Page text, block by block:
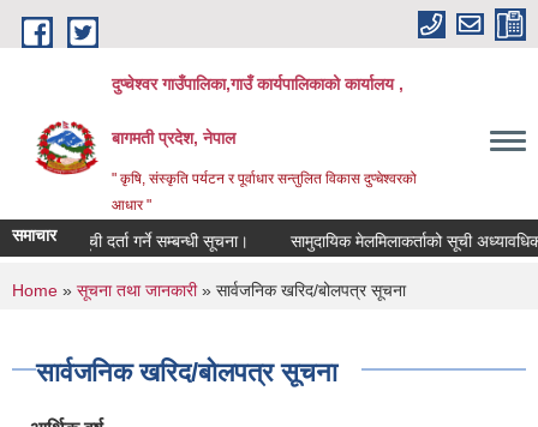
Skip to main content
दुप्चेश्वर गाउँपालिका,गाउँ कार्यपालिकाको कार्यालय ,
बागमती प्रदेश, नेपाल
" कृषि, संस्कृति पर्यटन र पूर्वाधार सन्तुलित विकास दुप्चेश्वरको
आधार "
समाचारसूची दर्ता गर्ने सम्बन्धी सूचना। सामुदायिक मेलमिलाकर्ताको सूची अध्यावधिक गर्ने
You are here
Home » सूचना तथा जानकारी» सार्वजनिक खरिद/बोलपत्र सूचना
सार्वजनिक खरिद/बोलपत्र सूचना